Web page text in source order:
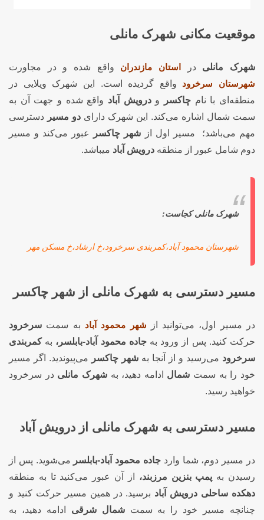
موقعیت مکانی شهرک مانلی
شهرک مانلی در استان مازندران واقع شده و در مجاورت
شهرستان سرخرود
واقع گردیده است. این شهرک ویلایی در
منطقه‌ای با نام چاکسر ودرویش آباد واقع شده و جهت آن به
سمت شمال اشاره می‌کند. این شهرک دارای دو مسیر دسترسی
مهم می‌باشد؛ مسیر اول از شهر چاکسر
عبور می‌کند و مسیر
دوم شامل عبور از منطقه درویش آباد میباشد.
شهرک مانلی کجاست:
شهرستان محمود آباد،کمربندی سرخرود،خ ارشاد،خ مسکن مهر
مسیر دسترسی به شهرک مانلی از شهر چاکسر
در مسیر اول، می‌توانید از شهر محمود آباد به سمت سرخرود
حرکت کنید. پس از ورود بهجاده محمود آباد-بابلسر، بهکمربندی
سرخرود می‌رسید و از آنجا به شهر چاکسر
می‌پیوندید. اگر مسیر
خود را به سمت شمال ادامه دهید، بهشهرک مانلی در سرخرود
خواهید رسید.
مسیر دسترسی به شهرک مانلی از درویش آباد
در مسیر دوم، شما وارد جاده محمود آباد-بابلسر می‌شوید. پس از
رسیدن به پمپ بنزین مرزبند، از آن عبور می‌کنید تا به منطقه
دهکده ساحلی درویش آباد برسید. در همین مسیر حرکت کنید و
چنانچه مسیر خود را به سمت شمال شرقی ادامه دهید، به